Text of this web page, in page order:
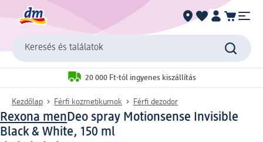
Keresés és találatok
20 000 Ft-tól ingyenes kiszállítás
Kezdőlap Férfi kozmetikumok Férfi dezodor
Rexona menDeo spray Motionsense Invisible
Black & White, 150 ml